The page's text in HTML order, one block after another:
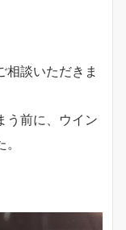
相談いただきま
う前に、ウイン